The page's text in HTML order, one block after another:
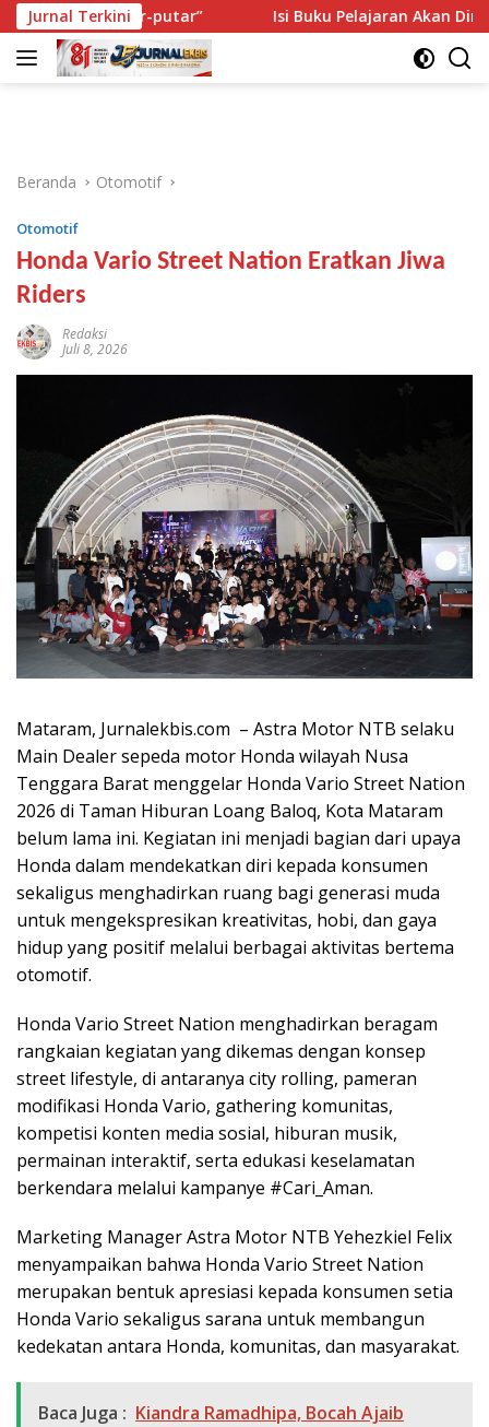
Langsung
ke
konten
Jurnal Terkini
putar” Isi Buku Pelajaran Akan Dirombak, Ini 3
Beranda Otomotif
Otomotif
Honda Vario Street Nation Eratkan Jiwa
Riders
Redaksi
Juli 8, 2026
Mataram, Jurnalekbis.com – Astra Motor NTB selaku
Main Dealer sepeda motor Honda wilayah Nusa
Tenggara Barat menggelar Honda Vario Street Nation
2026 di Taman Hiburan Loang Baloq, Kota Mataram
belum lama ini. Kegiatan ini menjadi bagian dari upaya
Honda dalam mendekatkan diri kepada konsumen
sekaligus menghadirkan ruang bagi generasi muda
untuk mengekspresikan kreativitas, hobi, dan gaya
hidup yang positif melalui berbagai aktivitas bertema
otomotif.
Honda Vario Street Nation menghadirkan beragam
rangkaian kegiatan yang dikemas dengan konsep
street lifestyle, di antaranya city rolling, pameran
modifikasi Honda Vario, gathering komunitas,
kompetisi konten media sosial, hiburan musik,
permainan interaktif, serta edukasi keselamatan
berkendara melalui kampanye #Cari_Aman.
Marketing Manager Astra Motor NTB Yehezkiel Felix
menyampaikan bahwa Honda Vario Street Nation
merupakan bentuk apresiasi kepada konsumen setia
Honda Vario sekaligus sarana untuk membangun
kedekatan antara Honda, komunitas, dan masyarakat.
Baca Juga : Kiandra Ramadhipa, Bocah Ajaib